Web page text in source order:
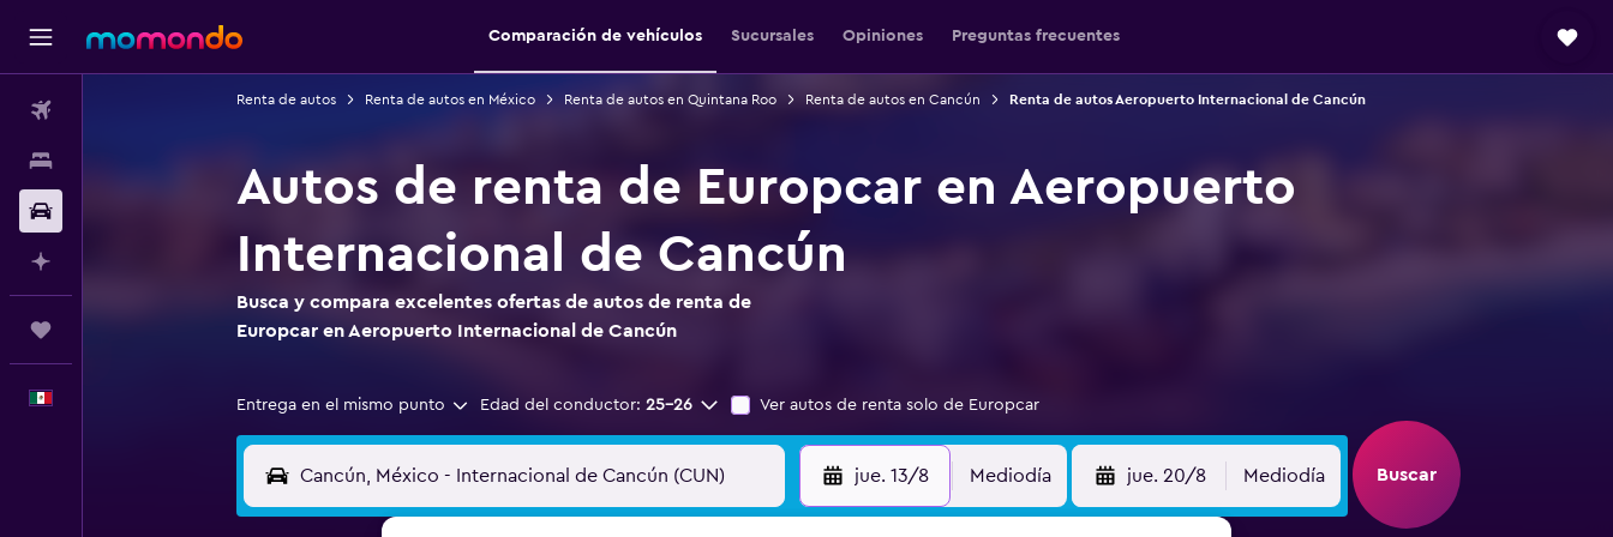
Comparación de vehículos Sucursales Opiniones Preguntas frecuentes
Renta de autos Renta de autos en México Renta de autos en Quintana Roo Renta de autos en Cancún Renta de autos Aeropuerto Internacional de Cancún
Autos de renta de Europcar en Aeropuerto
Internacional de Cancún
Busca y compara excelentes ofertas de autos de renta de
Europcar en Aeropuerto Internacional de Cancún
Entrega en el mismo punto Edad del conductor: 25-26 Ver autos de renta solo de Europcar
jue. 13/8 Mediodía jue. 20/8 Mediodía Buscar